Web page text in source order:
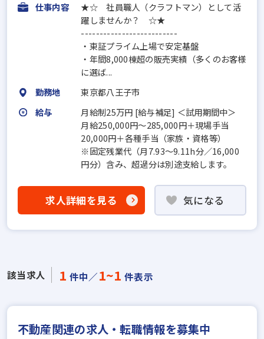
仕事内容
★☆ 社員職人（クラフトマン）として活
躍しませんか？ ☆★
--------------------------
・東証プライム上場で安定基盤
・年間8,000棟超の販売実績（多くのお客様
に選ば...
勤務地
東京都八王子市
給与
月給制25万円 [給与補足] ＜試用期間中＞
月給250,000円～285,000円＋現場手当
20,000円＋各種手当（家族・資格等）
※固定残業代（月7.93～9.11h分／16,000
円分）含み、超過分は別途支給します。
求人詳細を見る 気になる
該当求人 1 件中／1~1 件表示
不動産関連の求人・転職情報を募集中